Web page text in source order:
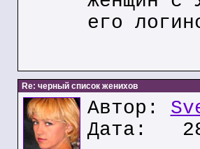
его
Re: черный список женихов
Автор:
Дата: